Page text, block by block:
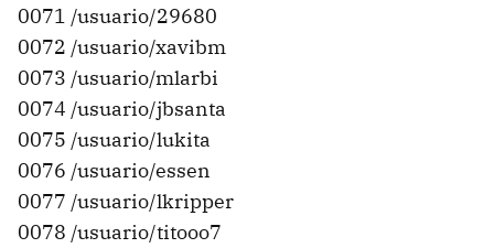
0071 /usuario/29680
0072 /usuario/xavibm
0073 /usuario/mlarbi
0074 /usuario/jbsanta
0075 /usuario/lukita
0076 /usuario/essen
0077 /usuario/lkripper
0078 /usuario/titooo7